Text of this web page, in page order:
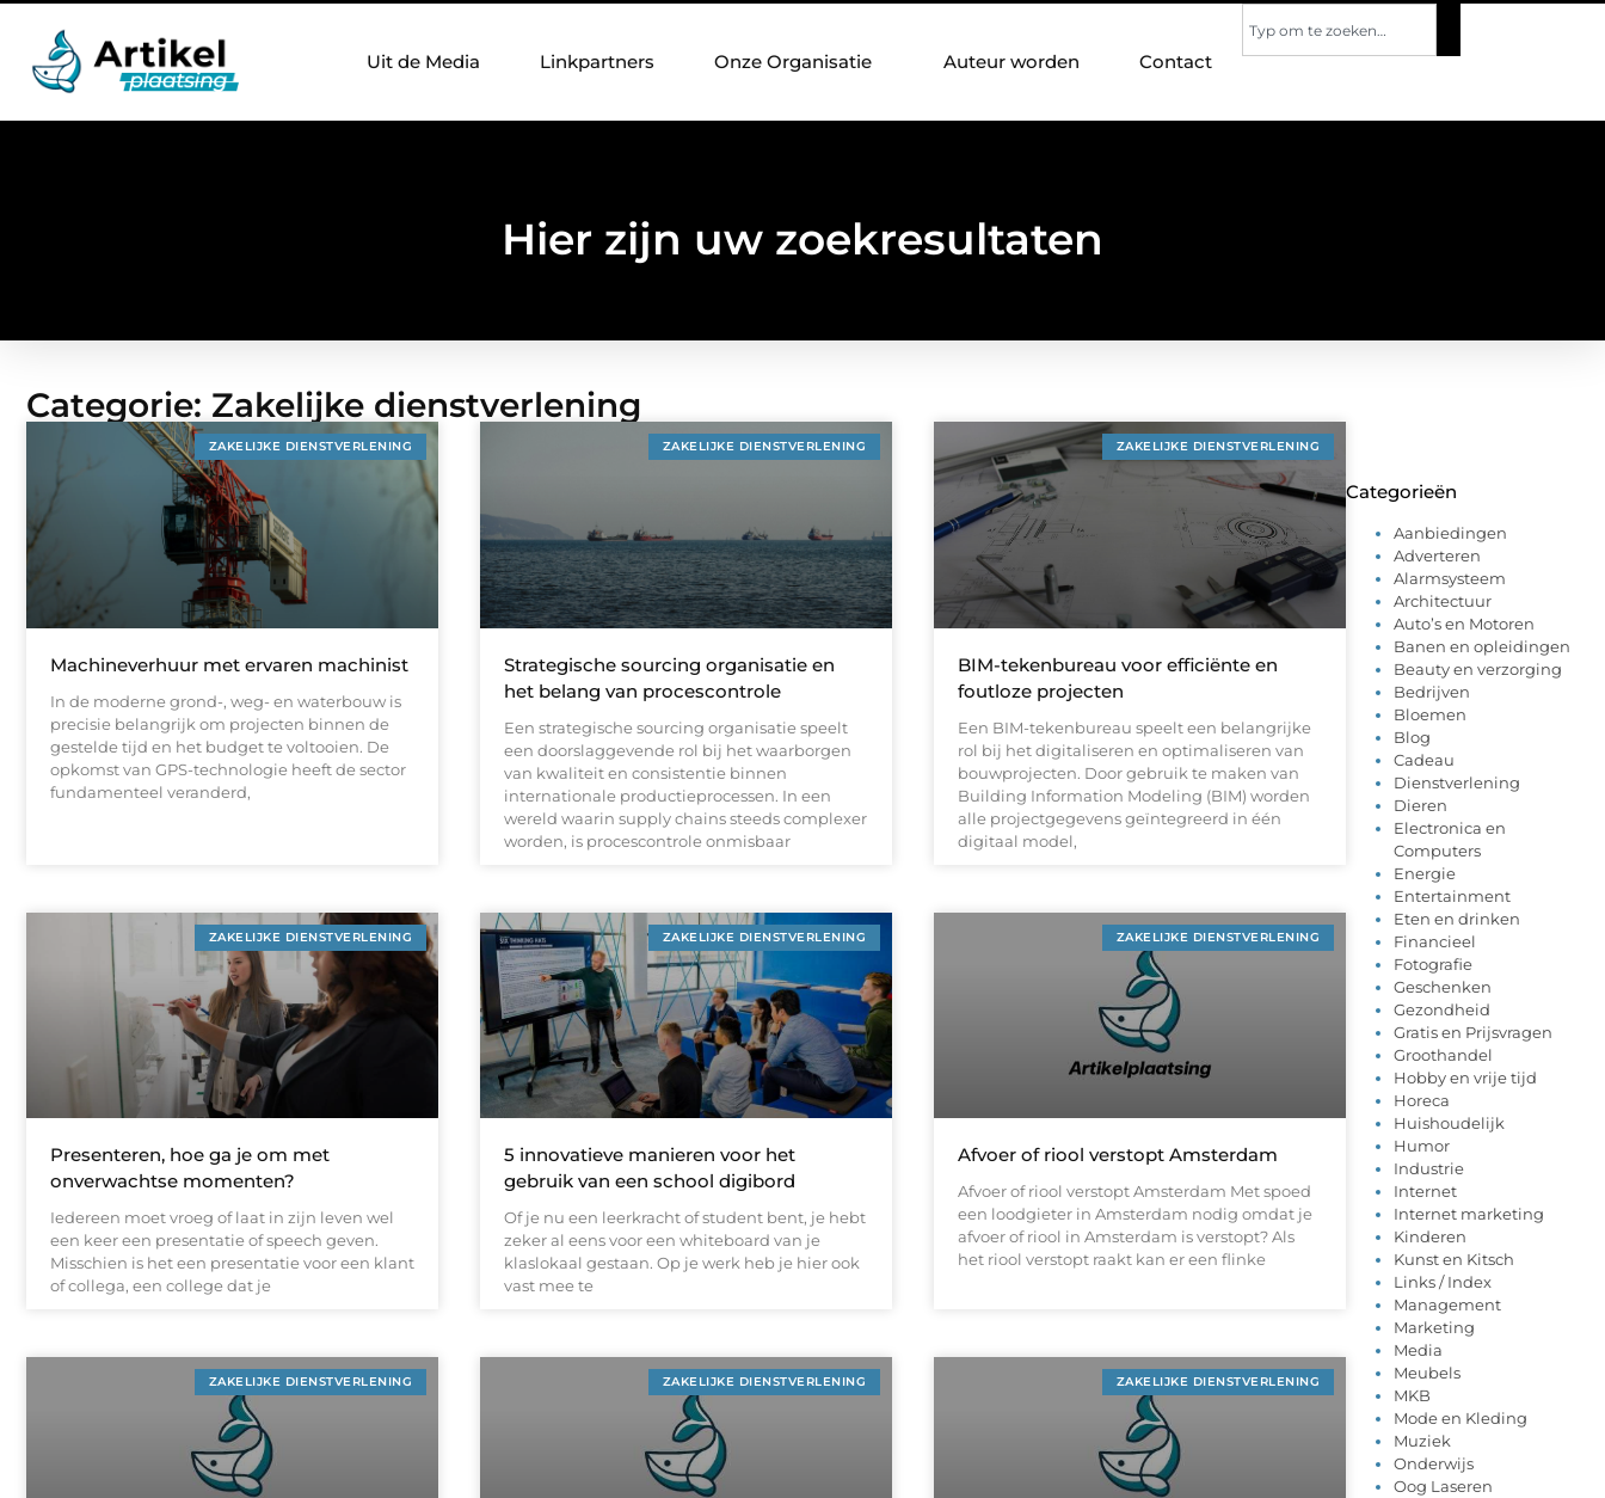
Uit de Media Linkpartners Onze Organisatie Auteur worden Contact
Hier zijn uw zoekresultaten
Categorie: Zakelijke dienstverlening
ZAKELIJKE DIENSTVERLENING
Machineverhuur met ervaren machinist
In de moderne grond-, weg- en waterbouw is
precisie belangrijk om projecten binnen de
gestelde tijd en het budget te voltooien. De
opkomst van GPS-technologie heeft de sector
fundamenteel veranderd,
ZAKELIJKE DIENSTVERLENING
Strategische sourcing organisatie en
het belang van procescontrole
Een strategische sourcing organisatie speelt
een doorslaggevende rol bij het waarborgen
van kwaliteit en consistentie binnen
internationale productieprocessen. In een
wereld waarin supply chains steeds complexer
worden, is procescontrole onmisbaar
ZAKELIJKE DIENSTVERLENING
BIM-tekenbureau voor efficiënte en
foutloze projecten
Een BIM-tekenbureau speelt een belangrijke
rol bij het digitaliseren en optimaliseren van
bouwprojecten. Door gebruik te maken van
Building Information Modeling (BIM) worden
alle projectgegevens geïntegreerd in één
digitaal model,
ZAKELIJKE DIENSTVERLENING
Presenteren, hoe ga je om met
onverwachtse momenten?
Iedereen moet vroeg of laat in zijn leven wel
een keer een presentatie of speech geven.
Misschien is het een presentatie voor een klant
of collega, een college dat je
ZAKELIJKE DIENSTVERLENING
5 innovatieve manieren voor het
gebruik van een school digibord
Of je nu een leerkracht of student bent, je hebt
zeker al eens voor een whiteboard van je
klaslokaal gestaan. Op je werk heb je hier ook
vast mee te
ZAKELIJKE DIENSTVERLENING
Afvoer of riool verstopt Amsterdam
Afvoer of riool verstopt Amsterdam Met spoed
een loodgieter in Amsterdam nodig omdat je
afvoer of riool in Amsterdam is verstopt? Als
het riool verstopt raakt kan er een flinke
ZAKELIJKE DIENSTVERLENING ZAKELIJKE DIENSTVERLENING ZAKELIJKE DIENSTVERLENING
Categorieën
Aanbiedingen
Adverteren
Alarmsysteem
Architectuur
Auto’s en Motoren
Banen en opleidingen
Beauty en verzorging
Bedrijven
Bloemen
Blog
Cadeau
Dienstverlening
Dieren
Electronica en
Computers
Energie
Entertainment
Eten en drinken
Financieel
Fotografie
Geschenken
Gezondheid
Gratis en Prijsvragen
Groothandel
Hobby en vrije tijd
Horeca
Huishoudelijk
Humor
Industrie
Internet
Internet marketing
Kinderen
Kunst en Kitsch
Links / Index
Management
Marketing
Media
Meubels
MKB
Mode en Kleding
Muziek
Onderwijs
Oog Laseren